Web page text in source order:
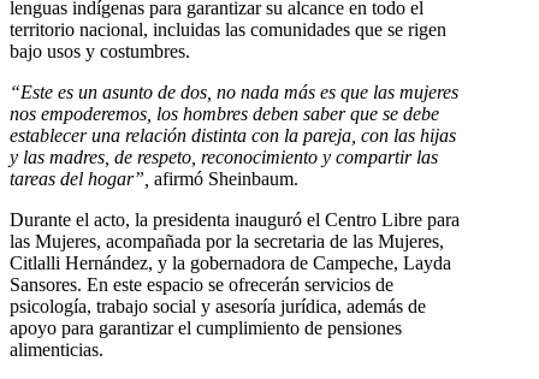
lenguas indígenas para garantizar su alcance en todo el
territorio nacional, incluidas las comunidades que se rigen
bajo usos y costumbres.
“Este es un asunto de dos, no nada más es que las mujeres
nos empoderemos, los hombres deben saber que se debe
establecer una relación distinta con la pareja, con las hijas
y las madres, de respeto, reconocimiento y compartir las
tareas del hogar”, afirmó Sheinbaum.
Durante el acto, la presidenta inauguró el Centro Libre para
las Mujeres, acompañada por la secretaria de las Mujeres,
Citlalli Hernández, y la gobernadora de Campeche, Layda
Sansores. En este espacio se ofrecerán servicios de
psicología, trabajo social y asesoría jurídica, además de
apoyo para garantizar el cumplimiento de pensiones
alimenticias.